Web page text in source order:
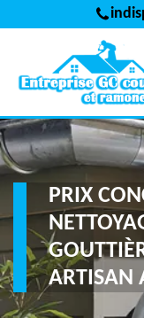
PRIX
ARTISAN